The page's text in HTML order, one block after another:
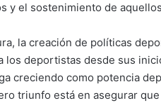
y el sostenimiento de
la creación de políticas
los deportistas desde sus
creciendo como potencia
triunfo está en asegurar